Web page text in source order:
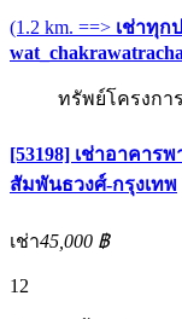
(1.2 km. ==> เช่าทุก
ทรัพย์โครงกา
[53198] เช่าอาคา
สัมพันธวงศ์-กรุงเทพ
เช่า45,000 ฿
12